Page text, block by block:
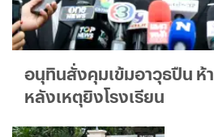
อนุทินสั่งคุมเข้มอาวุธปืน ห้
หลังเหตุยิงโรงเรียน